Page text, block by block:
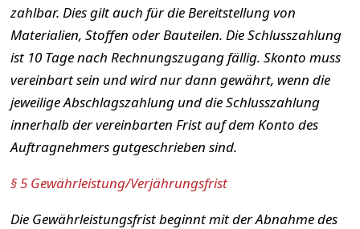
zahlbar. Dies gilt auch für die Bereitstellung von
Materialien, Stoffen oder Bauteilen. Die Schlusszahlung
ist 10 Tage nach Rechnungszugang fällig. Skonto muss
vereinbart sein und wird nur dann gewährt, wenn die
jeweilige Abschlagszahlung und die Schlusszahlung
innerhalb der vereinbarten Frist auf dem Konto des
Auftragnehmers gutgeschrieben sind.
§ 5 Gewährleistung/Verjährungsfrist
Die Gewährleistungsfrist beginnt mit der Abnahme des